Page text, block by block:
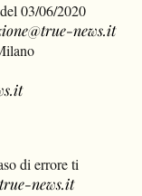
03/06/2020
news.it
di errore ti
news.it